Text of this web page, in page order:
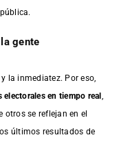
gente
la inmediatez. Por eso,
electorales en tiempo real
otros se reflejan en el
últimos resultados de